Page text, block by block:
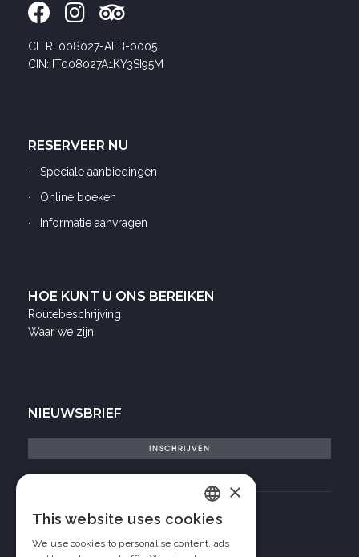
CITR: 008027-ALB-0005
CIN: IT008027A1KY3SI95M
RESERVEER NU
Speciale aanbiedingen
Online boeken
Informatie aanvragen
HOE KUNT U ONS BEREIKEN
Routebeschrijving
Waar we zijn
NIEUWSBRIEF
INSCHRIJVEN
Ik heb gelezen deprivacybeleid
Italian
×
This website uses cookies
We use cookies to personalise content, ads